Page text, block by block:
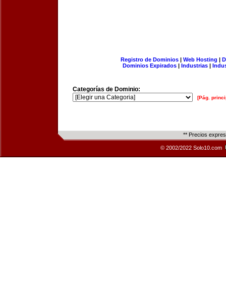
Registro de Dominios| Web Hosting |
Dominios Expirados | Industrias |
Categorías de Dominio:
[Pág.
** Precios
© 2002/2022 Solo10.com